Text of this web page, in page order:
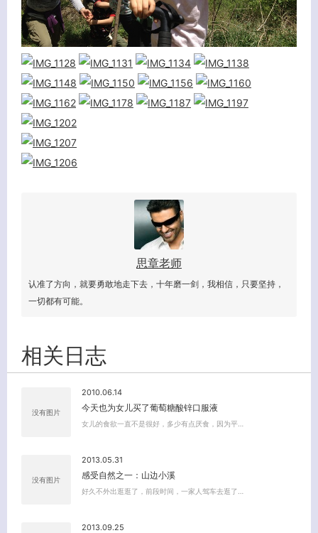
思章老师
认准了方向，就要勇敢地走下去，十年磨一剑，我相信，只要坚持，
一切都有可能。
相关日志
没有图片
2010.06.14
今天也为女儿买了葡萄糖酸锌口服液
女儿的食欲一直不是很好，多少有点厌食，因为平…
没有图片
2013.05.31
感受自然之一：山边小溪
好久不外出逛逛了，前段时间，一家人驾车去逛了…
2013.09.25